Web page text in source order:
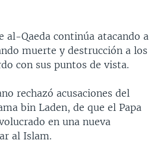
al-Qaeda continúa atacando a
muerte y destrucción a los
con sus puntos de vista.
rechazó acusaciones del
bin Laden, de que el Papa
en una nueva
al Islam.